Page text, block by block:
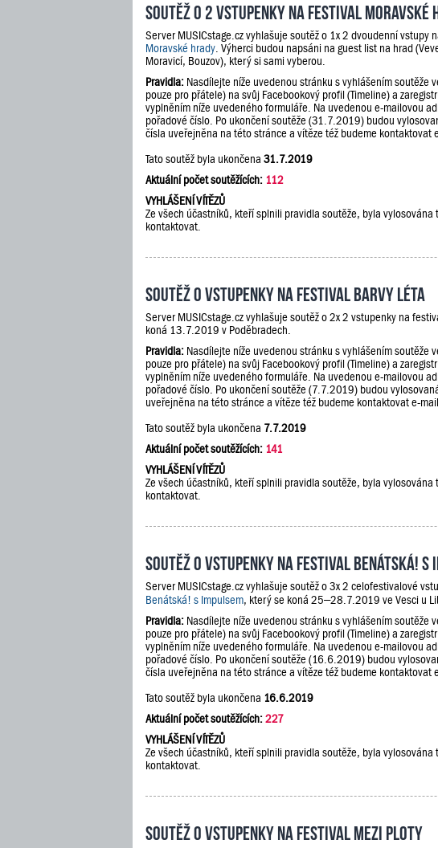
Soutěž o 2 vstupenky na festival Moravské
Server MUSICstage.cz vyhlašuje soutěž o 1x 2 dvoudenní vstupy
Moravské hrady . Výherci budou napsáni na guest list na hrad
Moravicí, Bouzov), který si sami vyberou.
Pravidla: Nasdílejte níže uvedenou stránku s vyhlášením soutěže
pouze pro přátele) na svůj Facebookový profil (Timeline) a
vyplněním níže uvedeného formuláře. Na uvedenou e-mailovou
pořadové číslo. Po ukončení soutěže (31.7.2019) budou
čísla uveřejněna na této stránce a vítěze též budeme kontaktovat
Tato soutěž byla ukončena 31.7.2019
Aktuální počet soutěžících: 112
VYHLÁŠENÍ VÍTĚZŮ
Ze všech účastníků, kteří splnili pravidla soutěže, byla
kontaktovat.
Soutěž o vstupenky na festival Barvy léta
Server MUSICstage.cz vyhlašuje soutěž o 2x 2 vstupenky na
koná 13.7.2019 v Poděbradech.
Pravidla: Nasdílejte níže uvedenou stránku s vyhlášením soutěže
pouze pro přátele) na svůj Facebookový profil (Timeline) a
vyplněním níže uvedeného formuláře. Na uvedenou e-mailovou
pořadové číslo. Po ukončení soutěže (7.7.2019) budou
uveřejněna na této stránce a vítěze též budeme kontaktovat e-
Tato soutěž byla ukončena 7.7.2019
Aktuální počet soutěžících: 141
VYHLÁŠENÍ VÍTĚZŮ
Ze všech účastníků, kteří splnili pravidla soutěže, byla
kontaktovat.
Soutěž o vstupenky na festival Benátská! s
Server MUSICstage.cz vyhlašuje soutěž o 3x 2 celofestivalové
Benátská! s Impulsem, který se koná 25–28.7.2019 ve Vesci u
Pravidla: Nasdílejte níže uvedenou stránku s vyhlášením soutěže
pouze pro přátele) na svůj Facebookový profil (Timeline) a
vyplněním níže uvedeného formuláře. Na uvedenou e-mailovou
pořadové číslo. Po ukončení soutěže (16.6.2019) budou
čísla uveřejněna na této stránce a vítěze též budeme kontaktovat
Tato soutěž byla ukončena 16.6.2019
Aktuální počet soutěžících:227
VYHLÁŠENÍ VÍTĚZŮ
Ze všech účastníků, kteří splnili pravidla soutěže, byla
kontaktovat.
Soutěž o vstupenky na festival Mezi Ploty